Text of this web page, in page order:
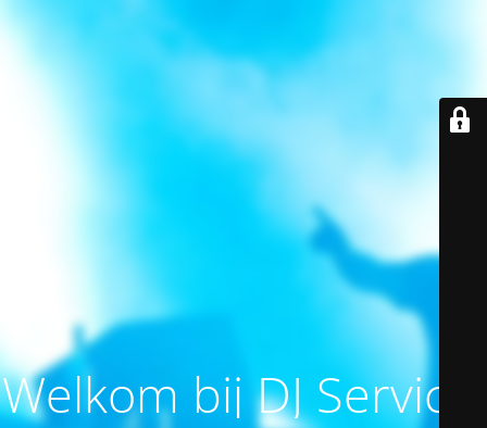
Welkom bij DJ Service!